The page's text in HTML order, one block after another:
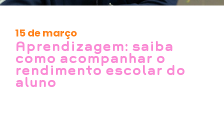
15 de março
Aprendizagem: saiba
como acompanhar o
rendimento escolar do
aluno